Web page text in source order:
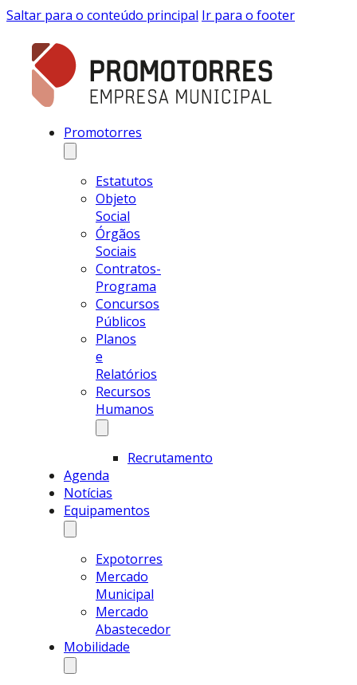
Saltar para o conteúdo principal Ir para o footer
Promotorres
Estatutos
Objeto
Social
Órgãos
Sociais
Contratos-
Programa
Concursos
Públicos
Planos
e
Relatórios
Recursos
Humanos
Recrutamento
Agenda
Notícias
Equipamentos
Expotorres
Mercado
Municipal
Mercado
Abastecedor
Mobilidade